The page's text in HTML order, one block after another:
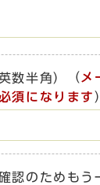
数半角） （ メ
須になります
認のためもう